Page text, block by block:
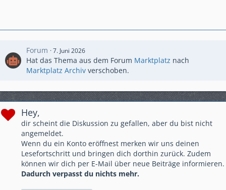
Forum 7. Juni 2026
Hat das Thema aus dem Forum Marktplatz nach
Marktplatz Archiv verschoben.
Hey,
dir scheint die Diskussion zu gefallen, aber du bist nicht
angemeldet.
Wenn du ein Konto eröffnest merken wir uns deinen
Lesefortschritt und bringen dich dorthin zurück. Zudem
können wir dich per E-Mail über neue Beiträge informieren.
Dadurch verpasst du nichts mehr.